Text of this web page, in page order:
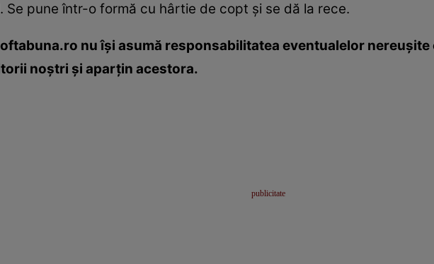
Se pune într-o formă cu hârtie de copt şi se dă la rece.
nu îşi asumă responsabilitatea eventualelor nereuşite
noştri şi aparţin acestora.